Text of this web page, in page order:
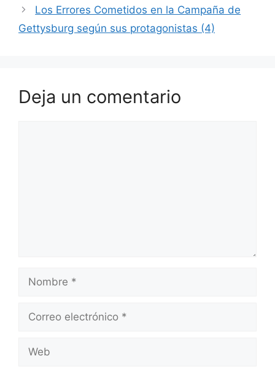
Los Errores Cometidos en la Campaña de
Gettysburg según sus protagonistas (4)
Deja un comentario
electrónico